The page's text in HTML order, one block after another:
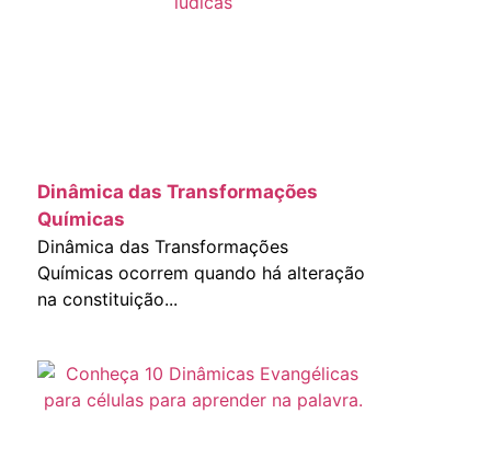
Dinâmica das Transformações
Químicas
Dinâmica das Transformações
Químicas ocorrem quando há alteração
na constituição...